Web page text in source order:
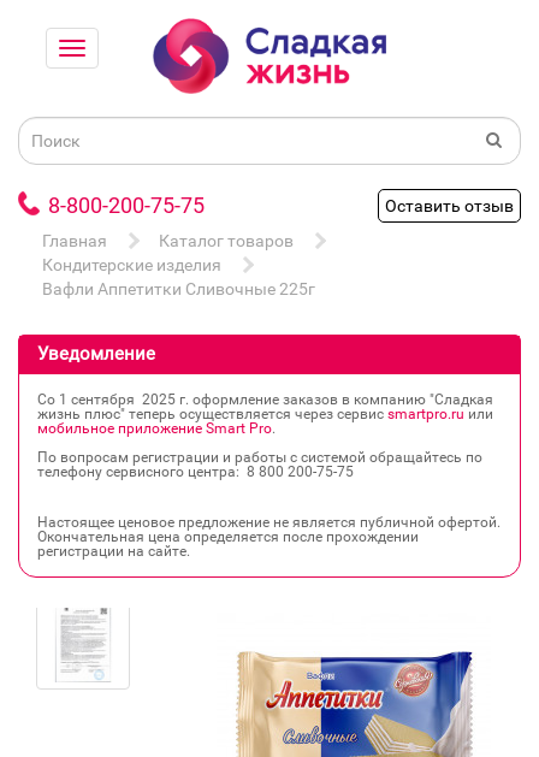
8-800-200-75-75
Оставить отзыв
Главная
Каталог товаров
Кондитерские изделия
Вафли Аппетитки Сливочные 225г
Уведомление
Со 1 сентября 2025 г. оформление заказов в компанию "Сладкая
жизнь плюс" теперь осуществляется через сервис smartpro.ru или
мобильное приложение Smart Pro.
По вопросам регистрации и работы с системой обращайтесь по
телефону сервисного центра: 8 800 200‐75‐75
Настоящее ценовое предложение не является публичной офертой.
Окончательная цена определяется после прохождении
регистрации на сайте.